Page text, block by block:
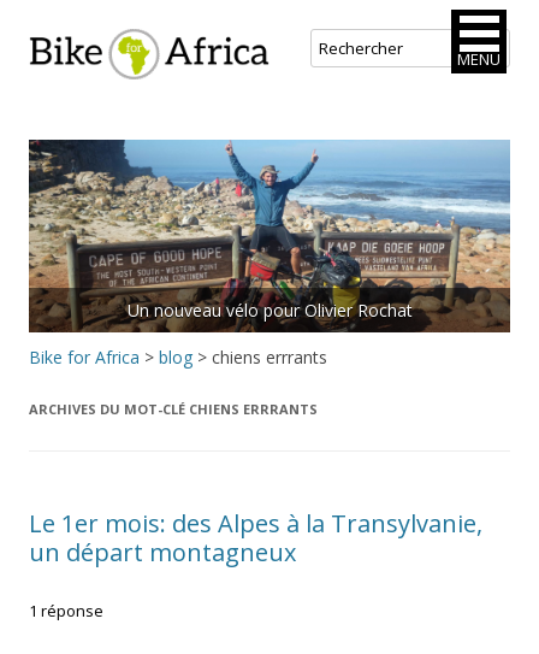
Bike for Africa
au
contenu
principal
Un nouveau vélo pour Olivier Rochat
Bike for Africa > blog > chiens errrants
ARCHIVES DU MOT-CLÉ CHIENS ERRRANTS
Le 1er mois: des Alpes à la Transylvanie,
un départ montagneux
1 réponse
MENU